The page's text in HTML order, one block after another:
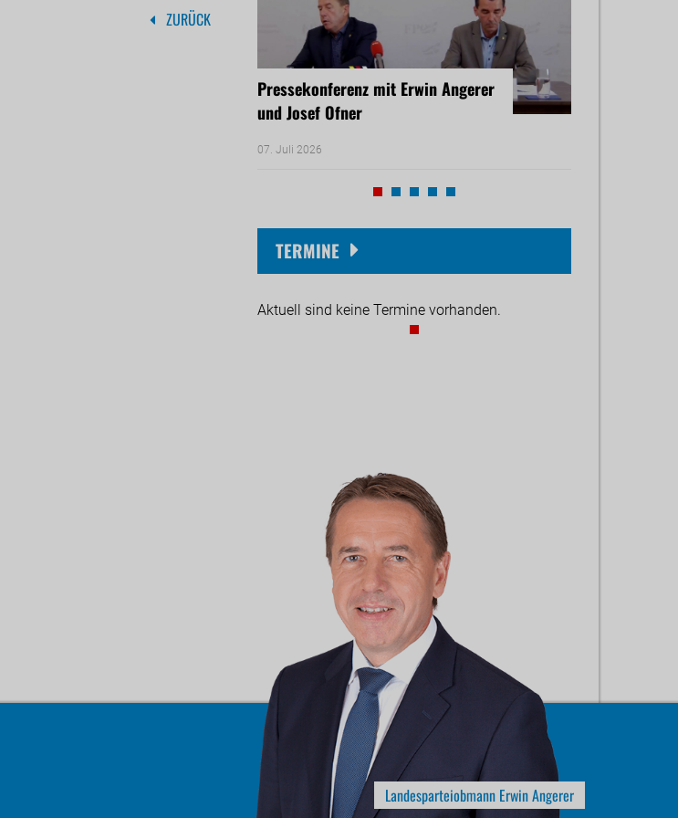
ZURÜCK
Pressekonferenz mit Erwin Angerer
und Josef Ofner
07. Juli 2026
Michael Reiner
TERMINE
Aktuell sind keine Termine vorhanden.
Landesparteiobmann Erwin Angerer